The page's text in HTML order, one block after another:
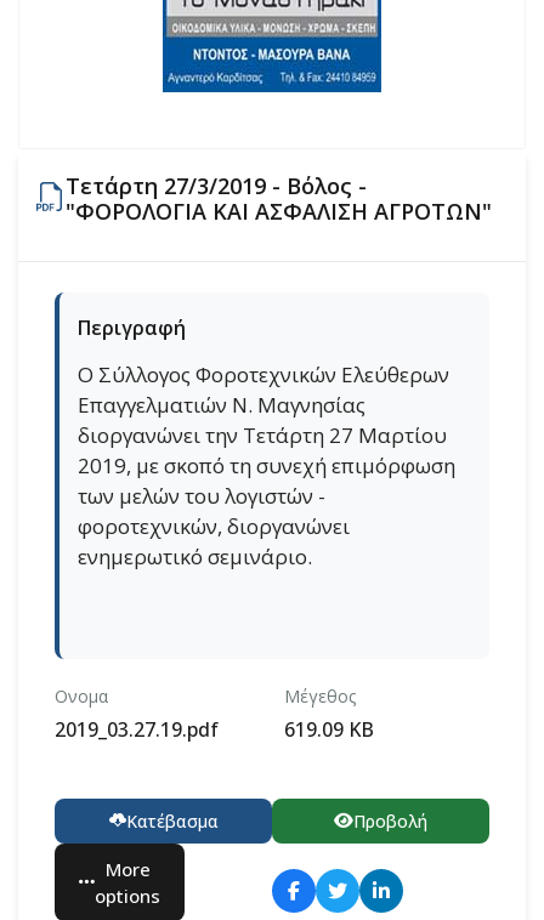
Τετάρτη 27/3/2019 - Βόλος -
"ΦΟΡΟΛΟΓΙΑ ΚΑΙ ΑΣΦΑΛΙΣΗ ΑΓΡΟΤΩΝ"
Περιγραφή
Ο Σύλλογος Φοροτεχνικών Ελεύθερων
Επαγγελματιών Ν. Μαγνησίας
διοργανώνει την Τετάρτη 27 Μαρτίου
2019, με σκοπό τη συνεχή επιμόρφωση
των μελών του λογιστών -
φοροτεχνικών, διοργανώνει
ενημερωτικό σεμινάριο.
Ονομα
2019_03.27.19.pdf
Μέγεθος
619.09 KB
Κατέβασμα Προβολή
More
options